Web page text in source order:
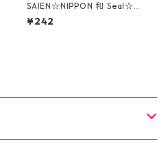
SAIEN☆NIPPON 和 Seal☆シ
ール☆おにぎり（J224）
¥242